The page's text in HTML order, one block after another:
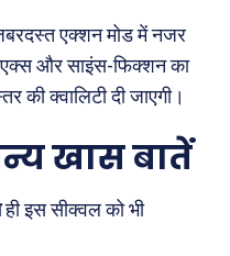
एक्शन मोड में नजर
और साइंस-फिक्शन का
की क्वालिटी दी जाएगी।
खास बातें
ही इस सीक्वल को भी